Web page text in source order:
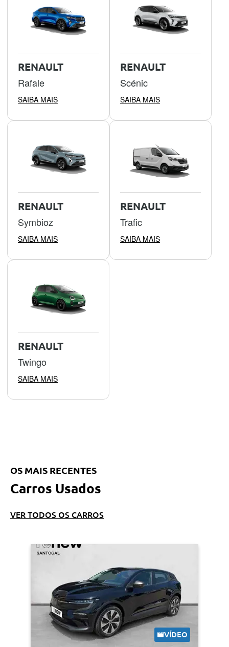
RENAULT
Rafale
SAIBA MAIS
RENAULT
Scénic
SAIBA MAIS
RENAULT
Symbioz
SAIBA MAIS
RENAULT
Trafic
SAIBA MAIS
RENAULT
Twingo
SAIBA MAIS
OS MAIS RECENTES
Carros Usados
VER TODOS OS CARROS
VÍDEO